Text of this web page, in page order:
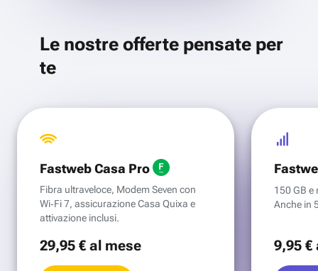
Le nostre offerte pensate per
te
Fastweb Casa Pro
Fibra ultraveloce, Modem Seven con
Wi‑Fi 7, assicurazione Casa Quixa e
attivazione inclusi.
29,95 €al mese
150 GB e
Anche in
9,95 €